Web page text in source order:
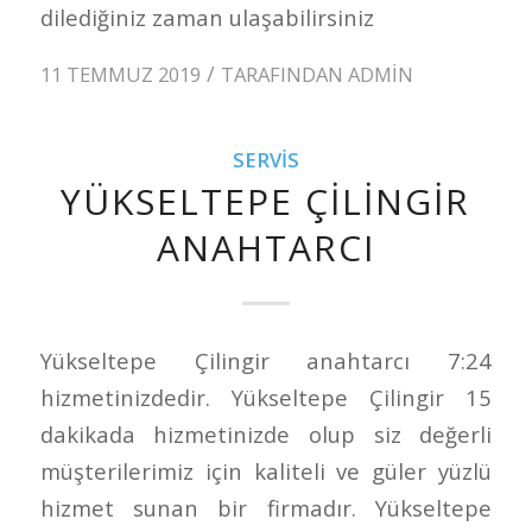
dilediğiniz zaman ulaşabilirsiniz
11 TEMMUZ 2019 / TARAFINDAN ADMIN
SERVIS
YÜKSELTEPE ÇILINGIR
ANAHTARCI
Yükseltepe Çilingir anahtarcı 7:24
hizmetinizdedir. Yükseltepe Çilingir 15
dakikada hizmetinizde olup siz değerli
müşterilerimiz için kaliteli ve güler yüzlü
hizmet sunan bir firmadır. Yükseltepe